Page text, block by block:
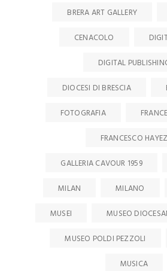
BRERA ART GALLERY
CENACOLO
DIGITAL
DIOCESI DI BRESCIA
FOTOGRAFIA
FRANCESCO HAYEZ
GALLERIA CAVOUR 1959
MILAN
MILANO
MUSEI
MUSEO
MUSEO POLDI PEZZOLI
MUSICA